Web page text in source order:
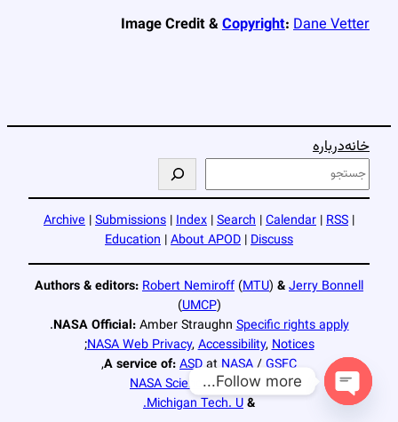
Image Credit &Copyright:Dane Vetter
خانهدرباره
ج
س
و
Archive |Submissions |Index |Search |Calendar |RSS |
Education |About APOD |Discuss
Authors & editors:Robert Nemiroff (MTU) &Jerry Bonnell
(UMCP)
NASA Official:Amber StraughnSpecific rights apply
.
NASA Web Privacy,Accessibility,Notices
;
A service of:ASDat NASA/GSFC
,
NASA Science Activation
&
Michigan Tech. U.
Follow more...